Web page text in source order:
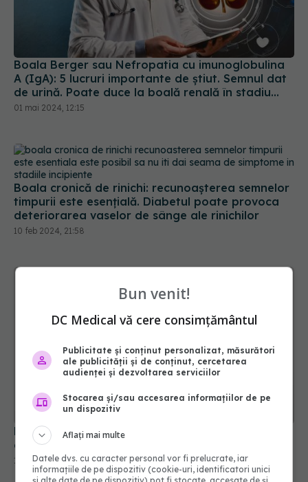
Boala Berger sau Nefropatia cu imunoglobulina
A (IgA): 5 lucruri importante de știut. Semnul dat
de urină. Poate duce la boală renală în stadiu
final în 10 ani
01 mai 2024, 12:15
Boala cronică de rinichi: recunoașterea semnelor
timpurii este esențială. Diabetul poate provoca
deteriorarea vaselor de sânge ale rinichilor
10 feb 2024, 21:58
Depistarea durerii renale. Este des confundată
cu durerea de spate. Când să mergi la doctor
16 dec 2023, 22:22
Bun venit!
DC Medical vă cere consimțământul
Publicitate și conținut personalizat, măsurători
ale publicității și de conținut, cercetarea
audienței și dezvoltarea serviciilor
Stocarea și/sau accesarea informațiilor de pe
un dispozitiv
Aflați mai multe
Datele dvs. cu caracter personal vor fi prelucrate, iar
informațiile de pe dispozitiv (cookie-uri, identificatori unici